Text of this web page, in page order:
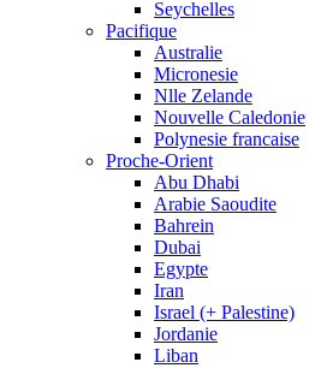
Seychelles
Pacifique
Australie
Micronesie
Nlle Zelande
Nouvelle Caledonie
Polynesie francaise
Proche-Orient
Abu Dhabi
Arabie Saoudite
Bahrein
Dubai
Egypte
Iran
Israel (+ Palestine)
Jordanie
Liban